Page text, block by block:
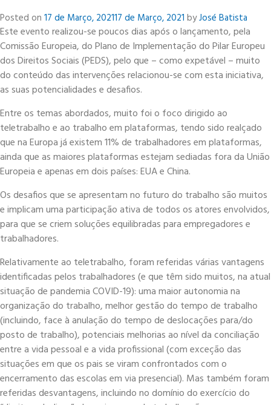
Comissão
reúne
responsáveis
da
UE
Posted on 17 de Março, 202117 de Março, 2021 byJosé Batista
Este evento realizou-se poucos dias após o lançamento, pela
Comissão Europeia, do Plano de Implementação do Pilar Europeu
dos Direitos Sociais (PEDS), pelo que – como expetável – muito
do conteúdo das intervenções relacionou-se com esta iniciativa,
as suas potencialidades e desafios.
Entre os temas abordados, muito foi o foco dirigido ao
teletrabalho e ao trabalho em plataformas, tendo sido realçado
que na Europa já existem 11% de trabalhadores em plataformas,
ainda que as maiores plataformas estejam sediadas fora da União
Europeia e apenas em dois países: EUA e China.
Os desafios que se apresentam no futuro do trabalho são muitos
e implicam uma participação ativa de todos os atores envolvidos,
para que se criem soluções equilibradas para empregadores e
trabalhadores.
Relativamente ao teletrabalho, foram referidas várias vantagens
identificadas pelos trabalhadores (e que têm sido muitos, na atual
situação de pandemia COVID-19): uma maior autonomia na
organização do trabalho, melhor gestão do tempo de trabalho
(incluindo, face à anulação do tempo de deslocações para/do
posto de trabalho), potenciais melhorias ao nível da conciliação
entre a vida pessoal e a vida profissional (com exceção das
situações em que os pais se viram confrontados com o
encerramento das escolas em via presencial). Mas também foram
referidas desvantagens, incluindo no domínio do exercício do